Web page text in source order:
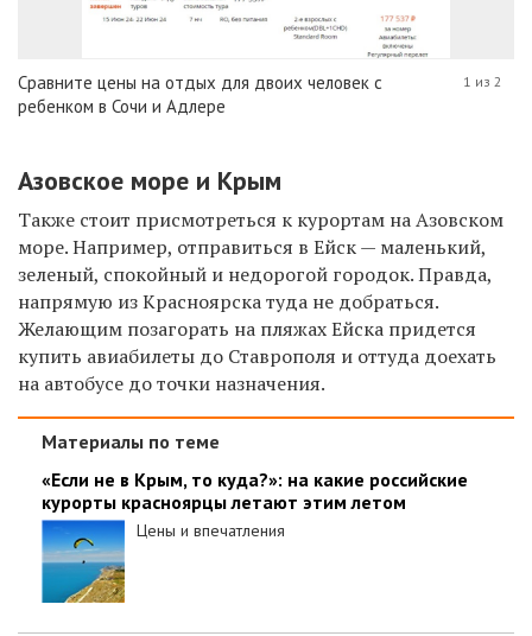
Сравните цены на отдых для двоих человек с
ребенком в Сочи и Адлере
1 из 2
Азовское море и Крым
Также стоит присмотреться к курортам на Азовском
море. Например, отправиться в Ейск — маленький,
зеленый, спокойный и недорогой городок. Правда,
напрямую из Красноярска туда не добраться.
Желающим позагорать на пляжах Ейска придется
купить авиабилеты до Ставрополя и оттуда доехать
на автобусе до точки назначения.
Материалы по теме
«Если не в Крым, то куда?»: на какие российские
курорты красноярцы летают этим летом
Цены и впечатления